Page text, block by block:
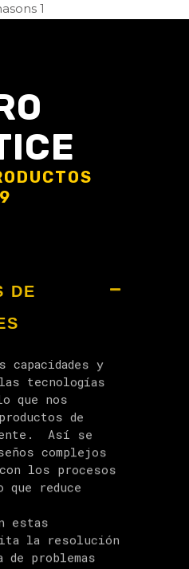
capacidades y
de
Así se
complejos
los procesos
que reduce
estas
la resolución
problemas
minimizando
adicionales.